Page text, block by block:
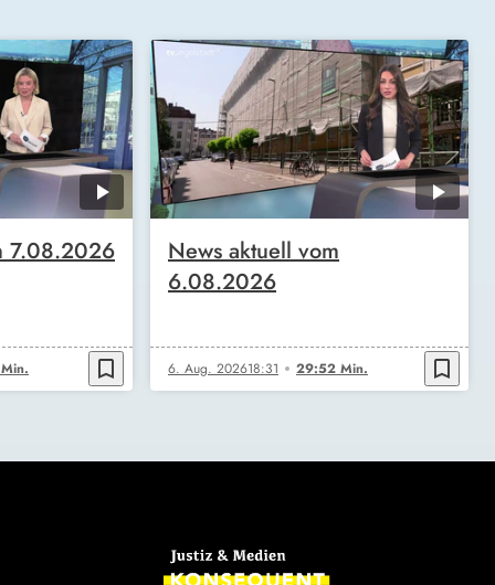
7.08.2026
bookmark_border
News aktuell vom
6.08.2026
6. Aug. 202618:31 29:52 Min. bookmark_border